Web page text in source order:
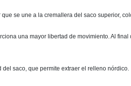
se une a la cremallera del saco superior,
una mayor libertad de movimiento. Al final
saco, que permite extraer el relleno nórdico.